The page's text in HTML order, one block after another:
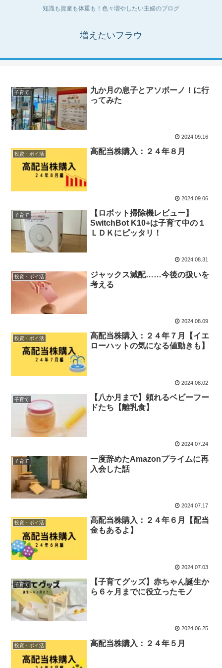
知識も資産も体重も！色々増やしたい主婦のブログ
増えたいフラウ
子育て
九か月の息子とアソボーノ！に行
ってみた
2024.09.16
投資・ポイ活 高配当株購入：２４年８月
2024.09.06
子育て
【ロボット掃除機レビュー】
SwitchBot K10+は子育て中の１
ＬＤＫにピッタリ！
2024.08.31
投資・ポイ活
ジャックス減配……今後の扱いを
考える
2024.08.09
投資・ポイ活
高配当株購入：２４年７月【イエ
ローハットの気になる値動きも】
2024.08.02
子育て
【八か月まで】頼れるベビーフー
ドたち【離乳食】
2024.07.24
子育て
一度辞めたAmazonプライムに再
入会した話
2024.07.17
投資・ポイ活
高配当株購入：２４年６月【配当
金もあるよ】
2024.07.03
子育て
【子育てグッズ】赤ちゃん誕生か
ら６ヶ月までに役立ったモノ
2024.06.25
投資・ポイ活 高配当株購入：２４年５月